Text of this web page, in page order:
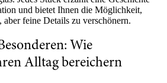
und bietet Ihnen die Möglichkeit,
feine Details zu verschönern.
Wie
Alltag bereichern